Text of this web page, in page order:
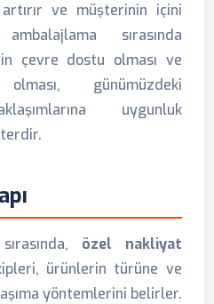
artırır ve müşterinin içini
sırasında
çevre dostu olması ve
günümüzdeki
uygunluk
özel nakliyat
ürünlerin türüne ve
yöntemlerini belirler.